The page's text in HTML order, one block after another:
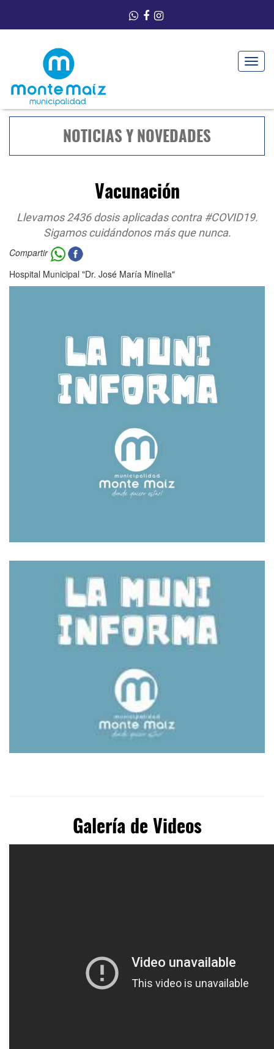
Toggle
NOTICIAS Y NOVEDADES
Vacunación
Llevamos 2436 dosis aplicadas contra #COVID19.
Sigamos cuidándonos más que nunca.
Compartir
Hospital Municipal "Dr. José María Minella"
Galería de Videos